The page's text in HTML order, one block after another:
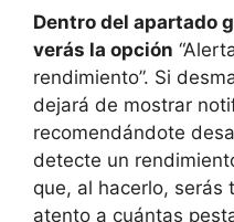
Dentro del apartado
verás la opción
rendimiento”. Si
dejará de mostrar
recomendándote
detecte un
que, al hacerlo, serás
atento a cuántas